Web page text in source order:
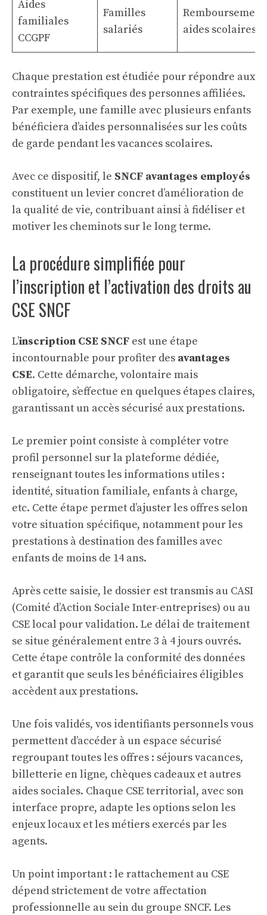
Aides
familiales
CCGPF
Familles
salariés
aides scolaires
Chaque prestation est étudiée pour répondre aux
contraintes spécifiques des personnes affiliées.
Par exemple, une famille avec plusieurs enfants
bénéficiera d’aides personnalisées sur les coûts
de garde pendant les vacances scolaires.
Avec ce dispositif, le SNCF avantages employés
constituent un levier concret d’amélioration de
la qualité de vie, contribuant ainsi à fidéliser et
motiver les cheminots sur le long terme.
La procédure simplifiée pour
l’inscription et l’activation des droits au
CSE SNCF
L’inscription CSE SNCF est une étape
incontournable pour profiter des avantages
CSE. Cette démarche, volontaire mais
obligatoire, s’effectue en quelques étapes claires,
garantissant un accès sécurisé aux prestations.
Le premier point consiste à compléter votre
profil personnel sur la plateforme dédiée,
renseignant toutes les informations utiles :
identité, situation familiale, enfants à charge,
etc. Cette étape permet d’ajuster les offres selon
votre situation spécifique, notamment pour les
prestations à destination des familles avec
enfants de moins de 14 ans.
Après cette saisie, le dossier est transmis au CASI
(Comité d’Action Sociale Inter-entreprises) ou au
CSE local pour validation. Le délai de traitement
se situe généralement entre 3 à 4 jours ouvrés.
Cette étape contrôle la conformité des données
et garantit que seuls les bénéficiaires éligibles
accèdent aux prestations.
Une fois validés, vos identifiants personnels vous
permettent d’accéder à un espace sécurisé
regroupant toutes les offres : séjours vacances,
billetterie en ligne, chèques cadeaux et autres
aides sociales. Chaque CSE territorial, avec son
interface propre, adapte les options selon les
enjeux locaux et les métiers exercés par les
agents.
Un point important : le rattachement au CSE
dépend strictement de votre affectation
professionnelle au sein du groupe SNCF. Les